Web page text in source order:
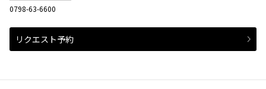
0798-63-6600
リクエスト予約